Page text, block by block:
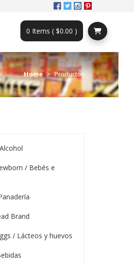
0 Items ( $0.00 )
Home Productos
/ Bebés e
Brand
/ Lácteos y huevos